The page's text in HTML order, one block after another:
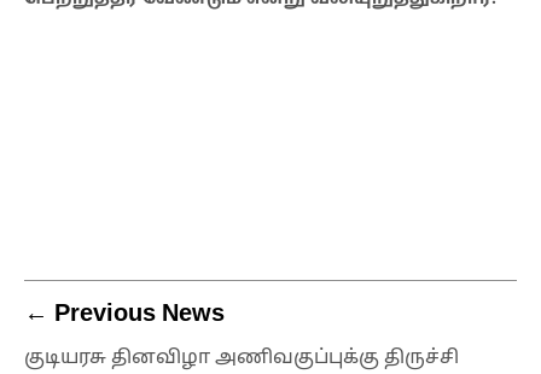
← Previous News
குடியரசு தினவிழா அணிவகுப்புக்கு திருச்சி